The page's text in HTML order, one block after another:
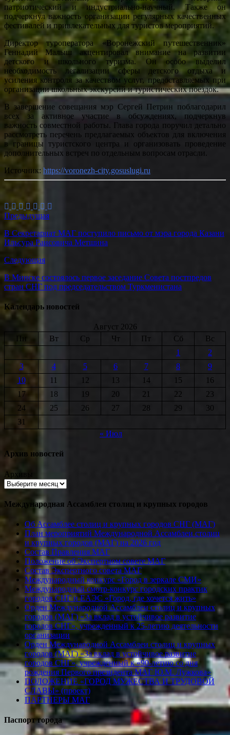
патриотический и индустриально-научный. Также он
подчеркнул важность организации регулярных качественных
фестивалей и привлекательных для туристов мероприятий.
Директор туроператора «Воронежский путешественник»
Геннадий Малыш акцентировал внимание на развитии
детского и школьного туризма. Он особо выделил
необходимость легализации сферы детского отдыха и
усиления контроля за качеством услуг, предоставляемых при
организации школьных экскурсий и туристических поездок.
В завершение совещания мэр Сергей Петрин поблагодарил
всех за активное участие в обсуждениях, подчеркнув
важность совместной работы. Глава города поручил детально
рассмотреть перечень предлагаемых объектов для включения
в границы туристского центра и организовать проведение
дополнительных встреч по отдельным вопросам отрасли.
Источник: https://voronezh-city.gosuslugi.ru
Предыдущая
В Секретариат МАГ поступило письмо от мэра города Казани
Ильсура Раисовича Метшина
Следующая
В Минске состоялось первое заседание Совета постпредов
стран СНГ под председательством Туркменистана
Календарь новостей
Август 2026
Пн
Вт Ср Чт Пт Сб
Вс
1
2
3
4 5 6 7 8
9
10
11 12 13 14 15
16
17
18 19 20 21 22
23
24
25 26 27 28 29
30
31
« Июл
Архив новостей
Архивы
Международная Ассамблея столиц и крупных городов
Об Ассамблее столиц и крупных городов СНГ (МАГ)
План мероприятий Международной Ассамблеи столиц
и крупных городов (МАГ) на 2026 год
Состав Правления МАГ
Положение об Экспертном совете МАГ
Состав Экспертного совета МАГ
Международный конкурс «Город в зеркале СМИ»
Международный смотр-конкурс городских практик
городов СНГ и ЕАЭС «Город, где хочется жить»
Орден Международной Ассамблеи столиц и крупных
городов (МАГ) «За вклад в устойчивое развитие
городов СНГ», учрежденный к 25-летию деятельности
организации
Орден Международной Ассамблеи столиц и крупных
городов (МАГ) «За вклад в устойчивое развитие
городов СНГ», учрежденный к «90-летию со дня
рождения Первого президента МАГ Ю.М. Лужкова»
ПОЛОЖЕНИЕ «ГОРОД МУЖЕСТВА И ТРУДОВОЙ
СЛАВЫ» (проект)
ПАРТНЕРЫ МАГ
Паспорт города